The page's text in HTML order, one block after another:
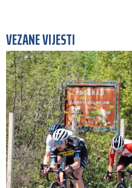
VEZANE VIJESTI